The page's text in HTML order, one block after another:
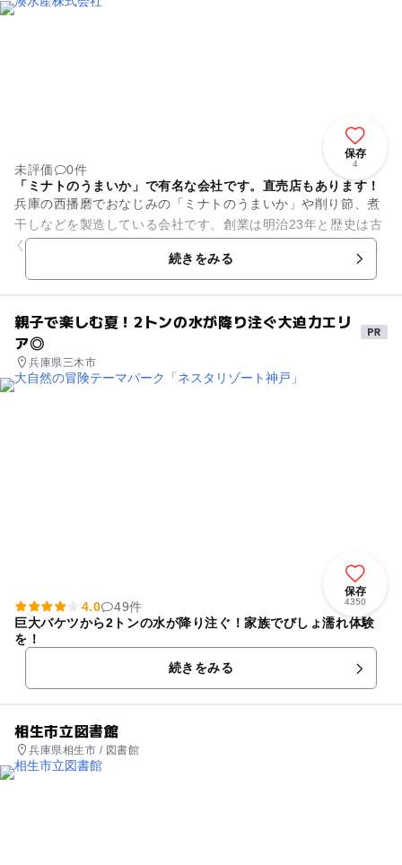
保存
4
未評価
0件
「ミナトのうまいか」で有名な会社です。直売店もあります！
兵庫の西播磨でおなじみの「ミナトのうまいか」や削り節、煮
干しなどを製造している会社です。創業は明治23年と歴史は古
く、品質本位主義を貫き、素材の味を大切にした商品を作り続
けています。工場に併設し...続きをみる
親子で楽しむ夏！2トンの水が降り注ぐ大迫力エリ
ア◎
兵庫県三木市
保存
4350
4.0
49件
巨大バケツから2トンの水が降り注ぐ！家族でびしょ濡れ体験
を！
続きをみる
相生市立図書館
兵庫県相生市 / 図書館